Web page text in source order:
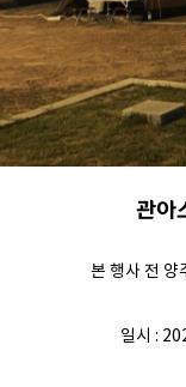
관아
본 행사 전 양
일시 :